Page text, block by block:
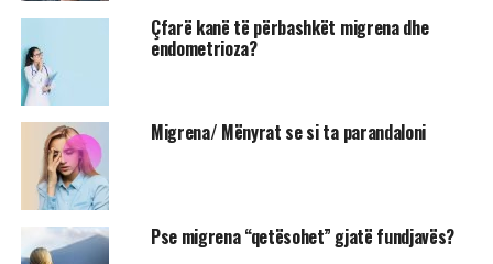
Çfarë kanë të përbashkët migrena dhe
endometrioza?
Migrena/ Mënyrat se si ta parandaloni
Pse migrena “qetësohet” gjatë fundjavës?